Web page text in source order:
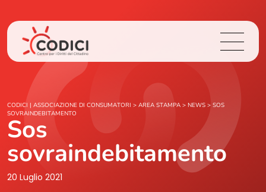
Chi Siamo
Cosa Facciamo
Area Stampa
CODICI | ASSOCIAZIONE DI CONSUMATORI > AREA STAMPA > NEWS > SOS
SOVRAINDEBITAMENTO
Sos
sovraindebitamento
20 Luglio 2021